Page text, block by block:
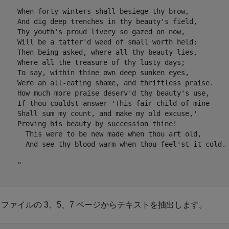
When forty winters shall besiege thy brow,
And dig deep trenches in thy beauty's field,
Thy youth's proud livery so gazed on now,
Will be a tatter'd weed of small worth held:
Then being asked, where all thy beauty lies,
Where all the treasure of thy lusty days;
To say, within thine own deep sunken eyes,
Were an all-eating shame, and thriftless praise.
How much more praise deserv'd thy beauty's use,
If thou couldst answer 'This fair child of mine
Shall sum my count, and make my old excuse,'
Proving his beauty by succession thine!
This were to be new made when thou art old,
And see thy blood warm when thou feel'st it
"
ファイルの 3、5、7 ページからテキストを抽出します。